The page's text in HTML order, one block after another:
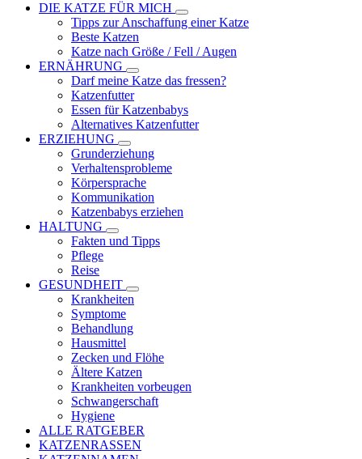
DIE KATZE FÜR MICH
Tipps zur Anschaffung einer Katze
Beste Katzen
Katze nach Größe / Fell / Augen
ERNÄHRUNG
Darf meine Katze das fressen?
Katzenfutter
Essen für Katzenbabys
Alternatives Katzenfutter
ERZIEHUNG
Grunderziehung
Verhaltensprobleme
Körpersprache
Kommunikation
Katzenbabys erziehen
HALTUNG
Fakten und Tipps
Pflege
Reise
GESUNDHEIT
Krankheiten
Symptome
Behandlung
Hausmittel
Zecken und Flöhe
Ältere Katzen
Krankheiten vorbeugen
Schwangerschaft
Hygiene
ALLE RATGEBER
KATZENRASSEN